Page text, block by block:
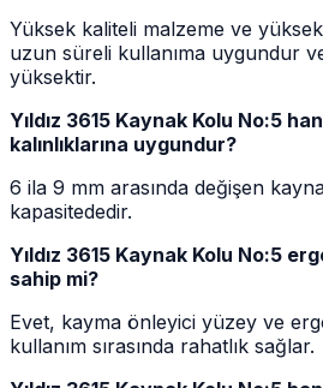
Yüksek kaliteli malzeme ve yüksek
uzun süreli kullanıma uygundur ve
yüksektir.
Yıldız 3615 Kaynak Kolu No:5
kalınlıklarına uygundur?
6 ila 9 mm arasında değişen
kapasitededir.
Yıldız 3615 Kaynak Kolu No:5
sahip mi?
Evet, kayma önleyici yüzey ve
kullanım sırasında rahatlık sağlar.